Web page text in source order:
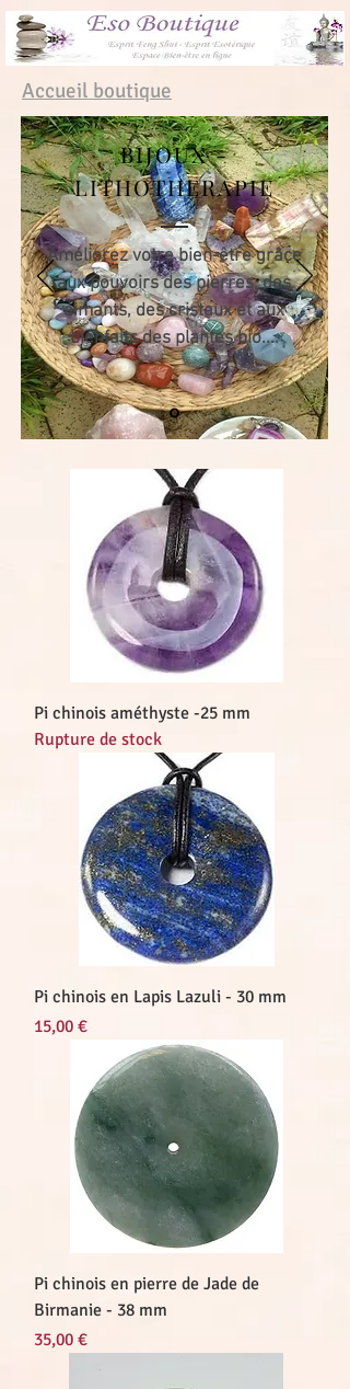
Accueil boutique
BIJOUX -
LITHOTHERAPIE
Améliorez votre bien-être grâce
aux pouvoirs des pierres, des
aimants, des cristaux et aux
bienfaits des plantes bio....
Pi chinois améthyste -25 mm
Rupture de stock
Pi chinois en Lapis Lazuli - 30 mm
Prix
15,00 €
Pi chinois en pierre de Jade de
Birmanie - 38 mm
Prix
35,00 €